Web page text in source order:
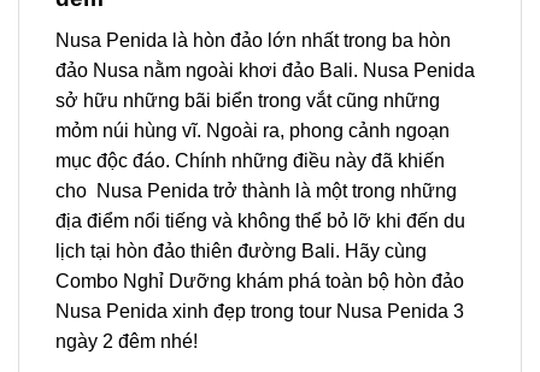
Nusa Penida là hòn đảo lớn nhất trong ba hòn
đảo Nusa nằm ngoài khơi đảo Bali. Nusa Penida
sở hữu những bãi biển trong vắt cũng những
mỏm núi hùng vĩ. Ngoài ra, phong cảnh ngoạn
mục độc đáo. Chính những điều này đã khiến
cho Nusa Penida trở thành là một trong những
địa điểm nổi tiếng và không thể bỏ lỡ khi đến du
lịch tại hòn đảo thiên đường Bali. Hãy cùng
Combo Nghỉ Dưỡng khám phá toàn bộ hòn đảo
Nusa Penida xinh đẹp trong tour Nusa Penida 3
ngày 2 đêm nhé!